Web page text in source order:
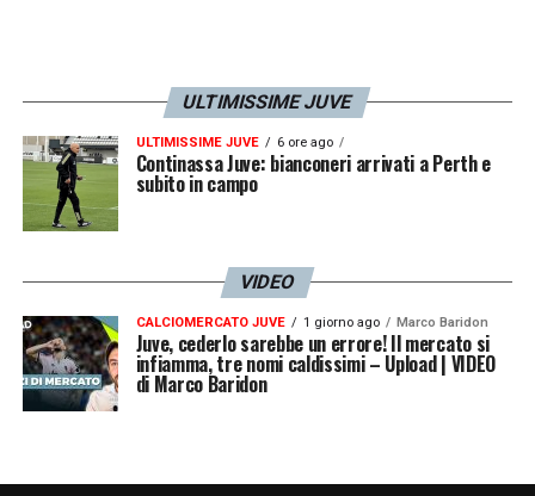
ULTIMISSIME JUVE
ULTIMISSIME JUVE 6 ore ago
Continassa Juve: bianconeri arrivati a Perth e
subito in campo
VIDEO
CALCIOMERCATO JUVE 1 giorno ago Marco Baridon
Juve, cederlo sarebbe un errore! Il mercato si
infiamma, tre nomi caldissimi – Upload | VIDEO
di Marco Baridon